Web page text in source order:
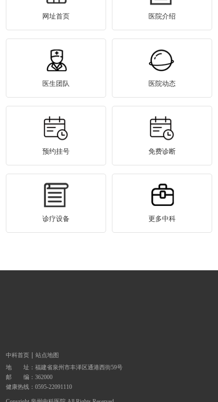
网址首页 医院介绍
医生团队 医院动态
预约挂号 免费诊断
诊疗设备 更多中科
中科首页
站点地图
地 址： 福建省泉州市丰泽区通港西街59号
邮 编：362000
健康热线： 0595-22091110